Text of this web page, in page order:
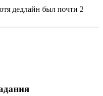
дедлайн был почти 2